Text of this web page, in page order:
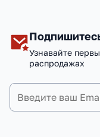
Узнавайте
распродажах